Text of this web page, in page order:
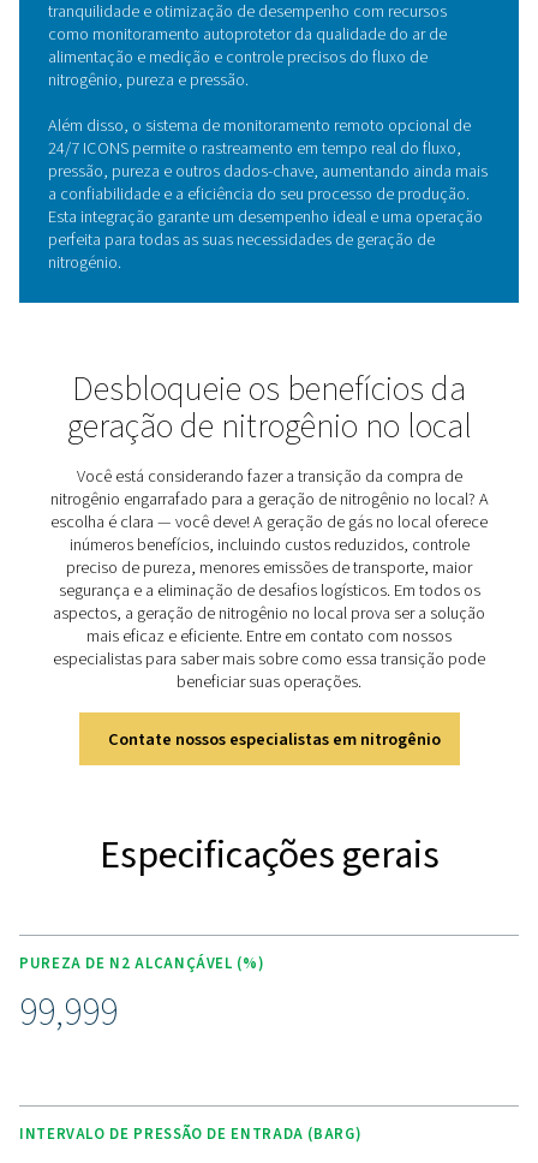
Sensores de oxigênio de
Os geradores de nitrogênio PPNG 100-800 HE vêm
com sensores de zircônia de ponta, garantindo uma
excecional nas medições do nível de oxigênio. Estes
avançados utilizam as propriedades únicas da
zircônia, oferecendo tempos de resposta rápidos e
confiabilidade notável, mesmo em ambientes
agressivos.
de nitrogênio, aumentando a eficiência geral e o
dos geradores de nitrogénio. Essa integração resulta
produção consistente e de alta qualidade de
necessidades de manutenção reduzidas, tornando a
PPNG 100-800 HE uma escolha ideal para várias
industriais